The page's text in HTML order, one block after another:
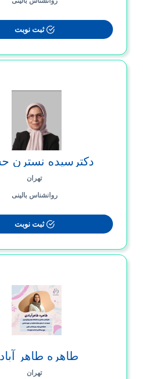
ثبت نوبت
دکترسیده نسترن
تهران
روانشناس بالینی
ثبت نوبت
طاهره طاهر
تهران